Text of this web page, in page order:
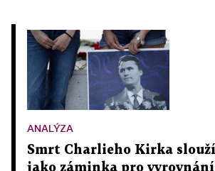
ANALÝZA
Smrt Charlieho Kirka
jako záminka pro